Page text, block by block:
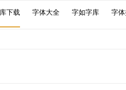
下载 字体大全 字如字库 字